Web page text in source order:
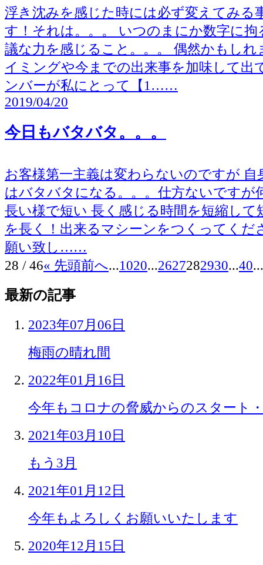
浮き沈みを感じた時には必ず変えてみる
す！それは。。。 いつのまにか数字に拘
議な力を感じること。。。 偶然かもし
イミングや今までの出来事を加味して出
ンバーが私にとって【1……
2019/04/20
今日もバタバタ。。。
お客様第一主義は変わらないのですが
はバタバタになる。。。仕方ないですが
長い様で短い 長く感じる時間を短縮して
を長く！出来るマシーンをつくってくだ
願い致し……
28 / 46« 先頭前へ...1020...2627282930...40...
最新の記事
2023年07月06日
梅雨の晴れ間
2022年01月16日
今年もコロナの脅威からのスタート
2021年03月10日
もう3月
2021年01月12日
今年もよろしくお願いいたします
2020年12月15日